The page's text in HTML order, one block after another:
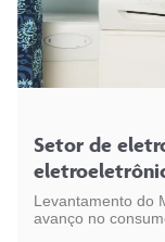
Setor de
reciclado e
Levantamento do
avanço no